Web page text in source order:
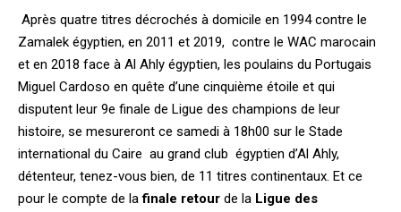
Après quatre titres décrochés à domicile en 1994 contre le
Zamalek égyptien, en 2011 et 2019, contre le WAC marocain
et en 2018 face à Al Ahly égyptien, les poulains du Portugais
Miguel Cardoso en quête d’une cinquième étoile et qui
disputent leur 9e finale de Ligue des champions de leur
histoire, se mesureront ce samedi à 18h00 sur le Stade
international du Caire au grand club égyptien d’Al Ahly,
détenteur, tenez-vous bien, de 11 titres continentaux. Et ce
pour le compte de lafinale retour de la Ligue des